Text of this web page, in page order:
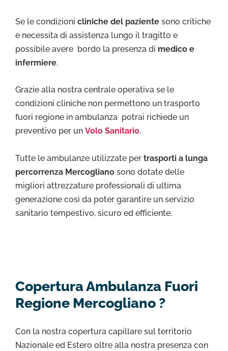
Se le condizioni cliniche del paziente sono critiche
e necessita di assistenza lungo il tragitto e
possibile avere bordo la presenza di medico e
infermiere.
Grazie alla nostra centrale operativa se le
condizioni cliniche non permettono un trasporto
fuori regione in ambulanza potrai richiede un
preventivo per un Volo Sanitario.
Tutte le ambulanze utilizzate per trasporti a lunga
percorrenza Mercogliano sono dotate delle
migliori attrezzature professionali di ultima
generazione così da poter garantire un servizio
sanitario tempestivo, sicuro ed efficiente.
Copertura Ambulanza Fuori
Regione Mercogliano ?
Con la nostra copertura capillare sul territorio
Nazionale ed Estero oltre alla nostra presenza con